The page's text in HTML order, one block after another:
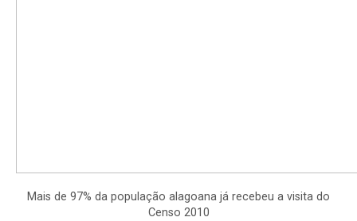
Mais de 97% da população alagoana já recebeu a visita do
Censo 2010